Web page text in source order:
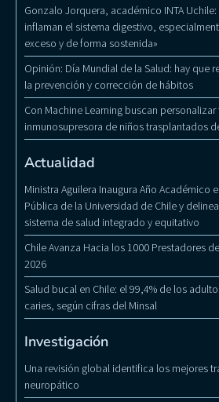
Gonzalo Jorquera, académico INTA
inflaman el sistema digestivo,
exceso y de forma sostenida»
Opinión: Día Mundial de la Salud: hay que
la prevención y corrección de hábitos
Con Machine Learning buscan personalizar
inmunosupresora de niños trasplantados
Actualidad
Ministra Aguilera Inaugura Año Académico
Pública de la Universidad de Chile y
sistema de salud integrado y equitativo
Chile Avanza Hacia los 1000 Prestadores
2026
Salud bucal en Chile: el 99,4% de los
caries, según cifras del Minsal
Investigación
Una revisión global identifica los mejores
neuropático